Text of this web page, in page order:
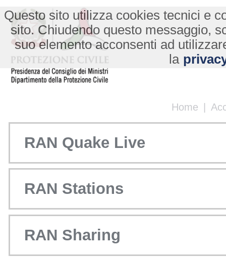
Home |
Questo sito utilizza cookies tecnici e
sito. Chiudendo questo messaggio,
suo elemento acconsenti ad
la
RAN Quake Live
RAN Stations
RAN Sharing